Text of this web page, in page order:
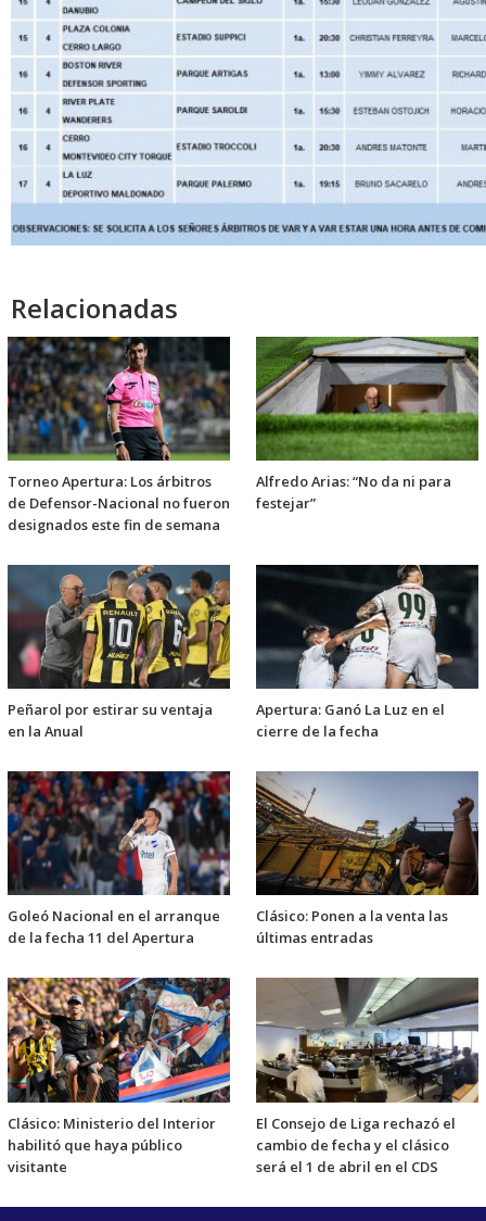
Relacionadas
Torneo Apertura: Los árbitros
de Defensor-Nacional no fueron
designados este fin de semana
Alfredo Arias: “No da ni para
festejar”
Peñarol por estirar su ventaja
en la Anual
Apertura: Ganó La Luz en el
cierre de la fecha
Goleó Nacional en el arranque
de la fecha 11 del Apertura
Clásico: Ponen a la venta las
últimas entradas
Clásico: Ministerio del Interior
habilitó que haya público
visitante
El Consejo de Liga rechazó el
cambio de fecha y el clásico
será el 1 de abril en el CDS